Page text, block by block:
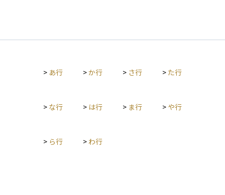
> あ行 >か行 > さ行 > た行
> な行 > は行 > ま行 > や行
> ら行 > わ行